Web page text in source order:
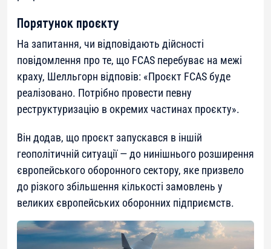
Порятунок проєкту
На запитання, чи відповідають дійсності
повідомлення про те, що FCAS перебуває на межі
краху, Шелльгорн відповів: «Проєкт FCAS буде
реалізовано. Потрібно провести певну
реструктуризацію в окремих частинах проєкту».
Він додав, що проєкт запускався в іншій
геополітичній ситуації — до нинішнього розширення
європейського оборонного сектору, яке призвело
до різкого збільшення кількості замовлень у
великих європейських оборонних підприємств.